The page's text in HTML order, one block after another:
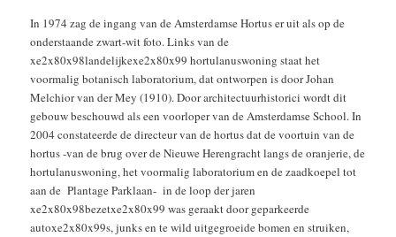
In 1974 zag de ingang van de Amsterdamse Hortus er uit als op de
onderstaande zwart-wit foto. Links van de
xe2x80x98landelijkexe2x80x99 hortulanuswoning staat het
voormalig botanisch laboratorium, dat ontworpen is door Johan
Melchior van der Mey (1910). Door architectuurhistorici wordt dit
gebouw beschouwd als een voorloper van de Amsterdamse School. In
2004 constateerde de directeur van de hortus dat de voortuin van de
hortus -van de brug over de Nieuwe Herengracht langs de oranjerie, de
hortulanuswoning, het voormalig laboratorium en de zaadkoepel tot
aan de Plantage Parklaan- in de loop der jaren
xe2x80x98bezetxe2x80x99 was geraakt door geparkeerde
autoxe2x80x99s, junks en te wild uitgegroeide bomen en struiken,